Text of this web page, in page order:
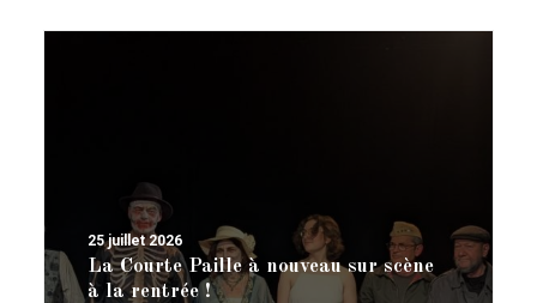
25 juillet 2026
La Courte Paille à nouveau sur scène
à la rentrée !